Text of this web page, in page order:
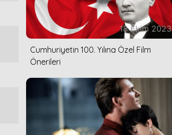
18 Ekim 2023
Cumhuriyetin 100. Yılına Özel Film
Önerileri